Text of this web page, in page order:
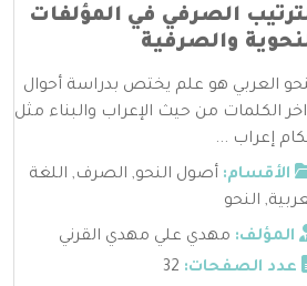
الصرفي في المؤلفات
والصرفية
العربي هو علم يختص بدراسة أحوال
الكلمات من حيث الإعراب والبناء مثل
إعراب ...
الأقسام: أصول النحو, الصرف, اللغة
, النحو
المؤلف: مهدي علي مهدي القرني
عدد الصفحات: